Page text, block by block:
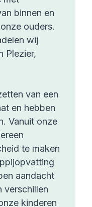
binnen en
ouders.
wij
Plezier,
van een
en hebben
Vanuit onze
te maken
aandacht
verschillen
kinderen